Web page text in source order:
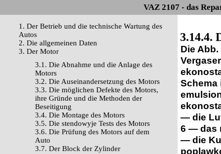
VAZ 2107 - das
1. Der Betrieb und die technische Wartung des
Autos
2. Die allgemeinen Daten
3. Der Motor
3.1. Die Abnahme und die Anlage des
Motors
3.2. Die Auseinandersetzung des Motors
3.3. Die möglichen Defekte des Motors,
ihre Gründe und die Methoden der
Beseitigung
3.4. Die Montage des Motors
3.5. Die stendowyje Tests des Motors
3.6. Die Prüfung des Motors auf dem
Auto
3.7. Der Block der Zylinder
3.14.4.
Die
Schema
— die
6 — das
— die